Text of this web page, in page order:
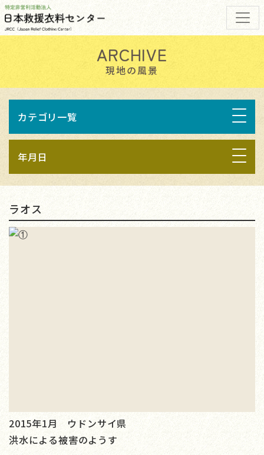
現地の風景
カテゴリ一覧
年月日
ラオス
2015年1月 ウドンサイ県
洪水による被害のようす